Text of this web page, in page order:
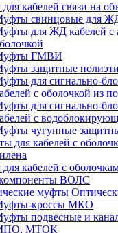
кабелей связи на
свинцовые для
для ЖД кабелей с
ГМВИ
защитные
для сигнально-
с оболочкой из
для сигнально-
с
чугунные
кабелей с
ВОЛС
кроссы МКО
подвесные и
МТОК